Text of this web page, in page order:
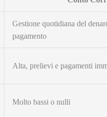
Gestione quotidiana del
pagamento
Alta, prelievi e pagamenti
Molto bassi o nulli